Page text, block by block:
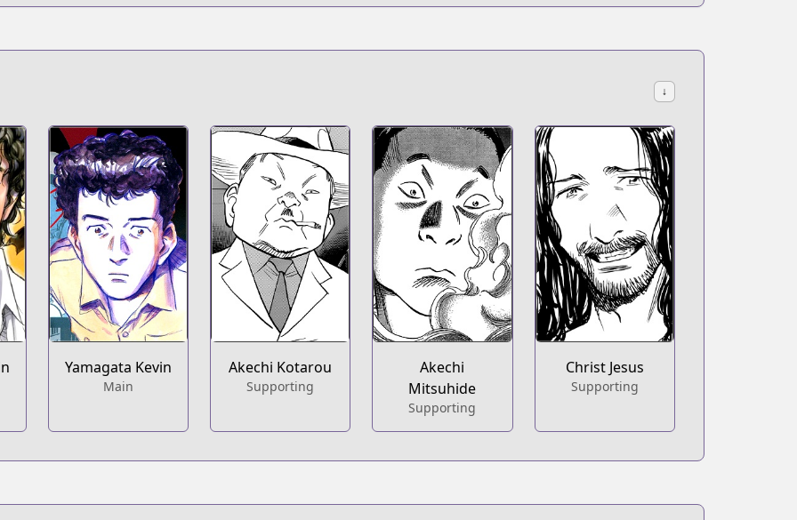
↓
Yamagata Kevin
Main
Akechi Kotarou
Supporting
Akechi
Mitsuhide
Supporting
Christ Jesus
Supporting